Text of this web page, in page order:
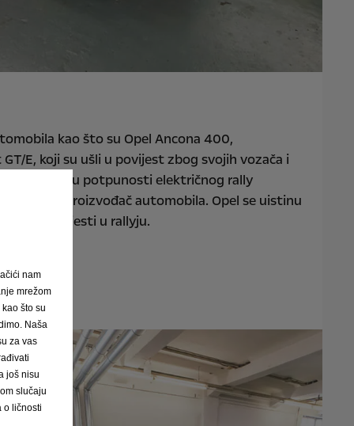
kao što su Opel Ancona 400,
E, koji su ušli u povijest zbog svojih vozača i
prvog u potpunosti električnog rally
proizveo proizvođač automobila. Opel se uistinu
povijesti u rallyju.
nam
mrežom
što su
Naša
za vas
još nisu
slučaju
o ličnosti